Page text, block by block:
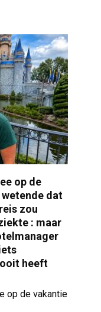
op de
dat
zou
: maar
heeft
op de vakantie